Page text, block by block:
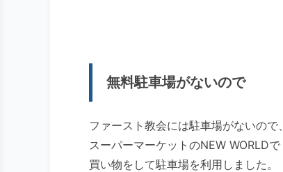
無料駐車場がないので
ファースト教会には駐車場がないので、
スーパーマーケットのNEW WORLDで
買い物をして駐車場を利用しました。